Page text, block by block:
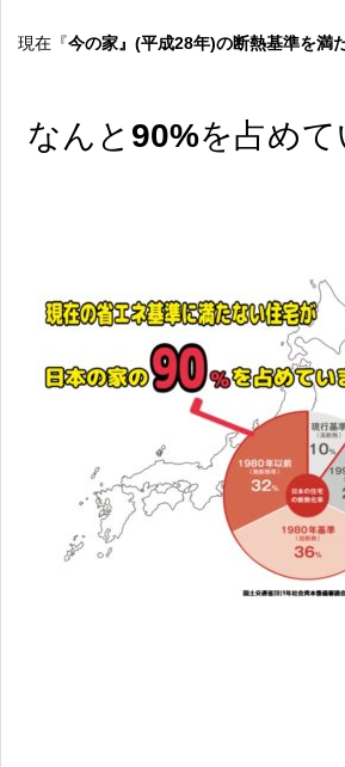
現在『今の家』(平成28年)の断熱基準を満
なんと 90%を占めて